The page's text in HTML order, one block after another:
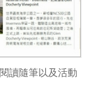
讀隨筆以及活動